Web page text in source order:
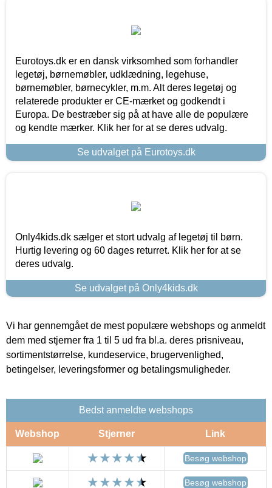
Eurotoys.dk er en dansk virksomhed som forhandler
legetøj, børnemøbler, udklædning, legehuse,
børnemøbler, børnecykler, m.m. Alt deres legetøj og
relaterede produkter er CE-mærket og godkendt i
Europa. De bestræber sig på at have alle de populære
og kendte mærker. Klik her for at se deres udvalg.
Se udvalget på Eurotoys.dk
Only4kids.dk sælger et stort udvalg af legetøj til børn.
Hurtig levering og 60 dages returret. Klik her for at se
deres udvalg.
Se udvalget på Only4kids.dk
Vi har gennemgået de mest populære webshops og anmeldt
dem med stjerner fra 1 til 5 ud fra bl.a. deres prisniveau,
sortimentstørrelse, kundeservice, brugervenlighed,
betingelser, leveringsformer og betalingsmuligheder.
Bedst anmeldte webshops
Webshop Stjerner Link
Besøg webshop
Besøg webshop